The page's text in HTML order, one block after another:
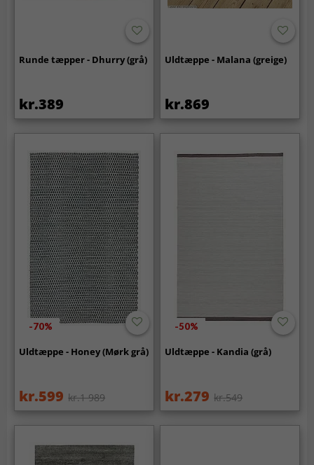
Runde tæpper - Dhurry (grå)
kr.389
Uldtæppe - Malana (greige)
kr.869
-70%
Uldtæppe - Honey (Mørk grå)
kr.599 kr.1 989
-50%
Uldtæppe - Kandia (grå)
kr.279 kr.549